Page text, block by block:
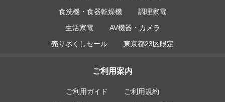
食洗機・食器乾燥機
調理家電
生活家電
AV機器・カメラ
売り尽くしセール
東京都23区限定
ご利用案内
ご利用ガイド
ご利用規約